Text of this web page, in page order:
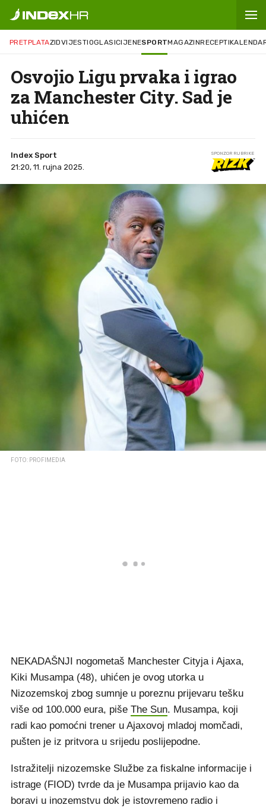
PRETPLATAZIDVIJESTIOGLASICIJENESPORTMAGAZINRECEPTI
Osvojio Ligu prvaka i igrao
za Manchester City. Sad je
uhićen
Index Sport
21:20, 11. rujna 2025.
SPONZOR RUBRIKE
FOTO: PROFIMEDIA
NEKADAŠNJI nogometaš Manchester Cityja i Ajaxa,
Kiki Musampa (48), uhićen je ovog utorka u
Nizozemskoj zbog sumnje u poreznu prijevaru tešku
više od 100.000 eura, piše The Sun. Musampa, koji
radi kao pomoćni trener u Ajaxovoj mladoj momčadi,
pušten je iz pritvora u srijedu poslijepodne.
Istražitelji nizozemske Službe za fiskalne informacije i
istrage (FIOD) tvrde da je Musampa prijavio kao da
boravi u inozemstvu dok je istovremeno radio i